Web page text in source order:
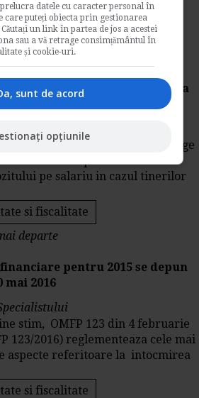
si fiscalitate
departe
pe salariu pentru tinerii pana
a aprobat proiectul de lege
scutirea timp de trei ani de la
pe salariu in cazul tinerilor
si fiscalitate
departe
pentru 2015 se depun
mai 2016
stim, OMFP 123 din 4 februarie
123/2016) reglementeaza cele mai
aspecte referitoare la intocmirea
si fiscalitate
datele cu caracter personal în
care puteți obiecta prin gestionarea
un link în partea de jos a acestei
sau a vă retrage consimțământul în
și cookie-uri.
sunt de acord
opțiunile